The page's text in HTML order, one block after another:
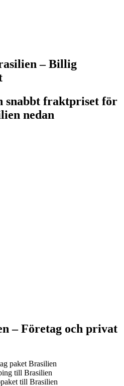
– Billig
snabbt fraktpriset för
nedan
– Företag och privat
paket Brasilien
till Brasilien
till Brasilien